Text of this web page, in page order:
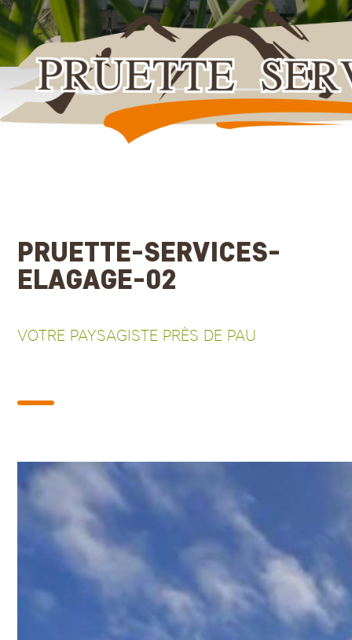
Aller
au
contenu
principal
PRUETTE-SERVICES-
ELAGAGE-02
VOTRE PAYSAGISTE PRÈS DE PAU